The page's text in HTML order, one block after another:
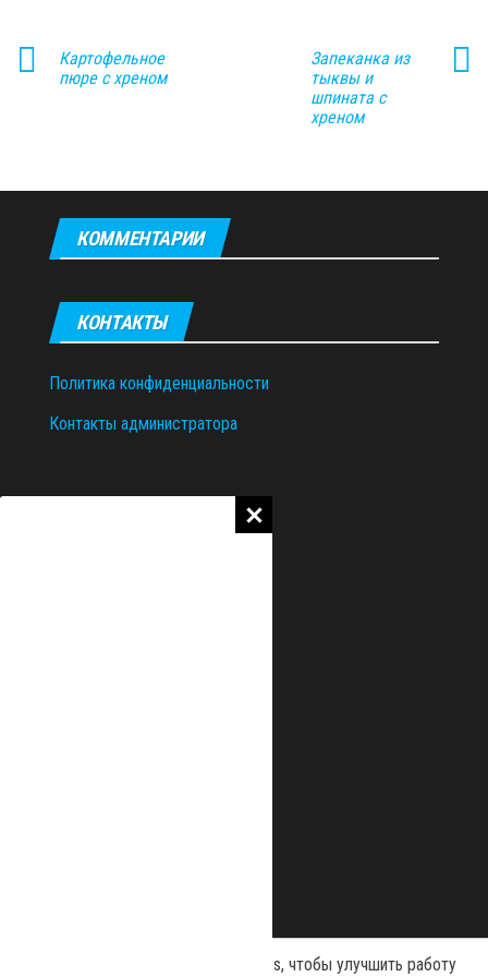
Картофельное
пюре с хреном
Запеканка из
тыквы и
шпината с
хреном
КОММЕНТАРИИ
КОНТАКТЫ
Политика конфиденциальности
Контакты администратора
Наш сайт использует файлы cookies, чтобы улучшить работу